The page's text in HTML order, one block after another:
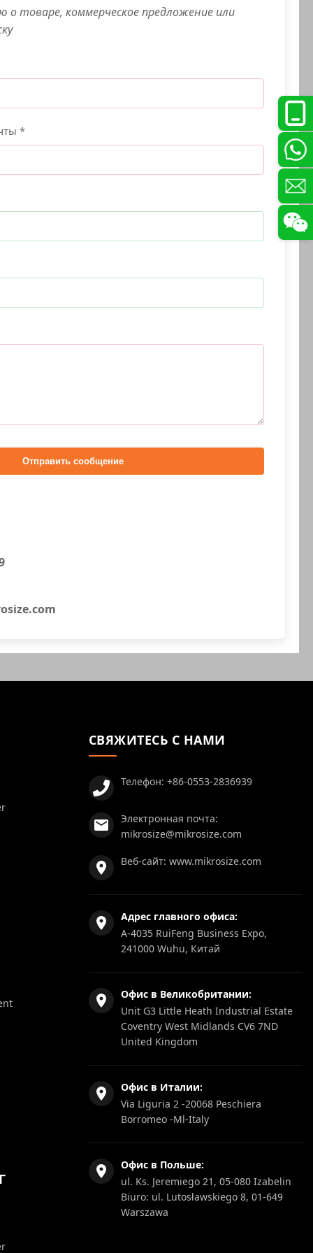
товаре, коммерческое предложение или
*
Отправить сообщение
СВЯЖИТЕСЬ С НАМИ
Телефон: +86-0553-2836939
Электронная почта:
mikrosize@mikrosize.com
Веб-сайт: www.mikrosize.com
Адрес главного офиса:
A-4035 RuiFeng Business Expo,
241000 Wuhu, Китай
Офис в Великобритании:
Unit G3 Little Heath Industrial Estate
Coventry West Midlands CV6 7ND
United Kingdom
Офис в Италии:
Via Liguria 2 -20068 Peschiera
Borromeo -Ml-Italy
Офис в Польше:
ul. Ks. Jeremiego 21, 05-080 Izabelin
Biuro: ul. Lutosławskiego 8, 01-649
Warszawa